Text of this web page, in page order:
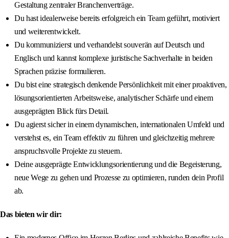
Gestaltung zentraler Branchenverträge.
Du hast idealerweise bereits erfolgreich ein Team geführt, motiviert
und weiterentwickelt.
Du kommunizierst und verhandelst souverän auf Deutsch und
Englisch und kannst komplexe juristische Sachverhalte in beiden
Sprachen präzise formulieren.
Du bist eine strategisch denkende Persönlichkeit mit einer proaktiven,
lösungsorientierten Arbeitsweise, analytischer Schärfe und einem
ausgeprägten Blick fürs Detail.
Du agierst sicher in einem dynamischen, internationalen Umfeld und
verstehst es, ein Team effektiv zu führen und gleichzeitig mehrere
anspruchsvolle Projekte zu steuern.
Deine ausgeprägte Entwicklungsorientierung und die Begeisterung,
neue Wege zu gehen und Prozesse zu optimieren, runden dein Profil
ab.
Das bieten wir dir: